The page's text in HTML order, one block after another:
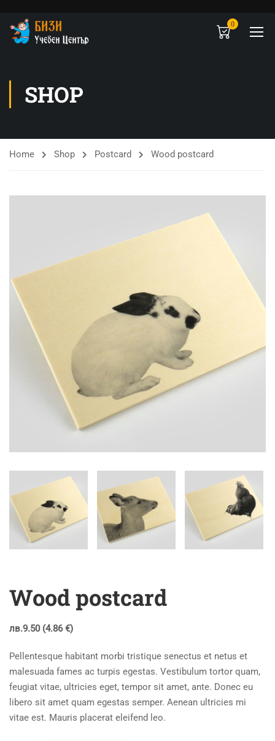
0
SHOP
Home Shop Postcard Wood postcard
Wood postcard
лв.9.50 (4.86 €)
Pellentesque habitant morbi tristique senectus et netus et
malesuada fames ac turpis egestas. Vestibulum tortor quam,
feugiat vitae, ultricies eget, tempor sit amet, ante. Donec eu
libero sit amet quam egestas semper. Aenean ultricies mi
vitae est. Mauris placerat eleifend leo.